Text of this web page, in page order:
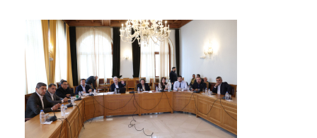
ΤΟΠΟΣ
ΠΟΛΙΤΙΣΜΟΣ